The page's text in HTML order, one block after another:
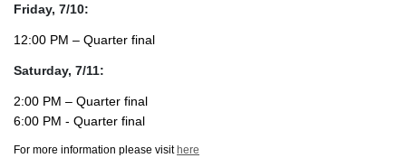
Friday, 7/10:
12:00 PM – Quarter final
Saturday, 7/11:
2:00 PM – Quarter final
6:00 PM - Quarter final
For more information please visit here